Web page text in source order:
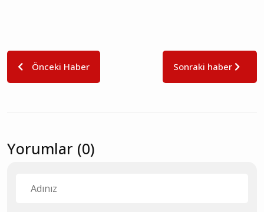
Önceki Haber Sonraki haber
Yorumlar (0)